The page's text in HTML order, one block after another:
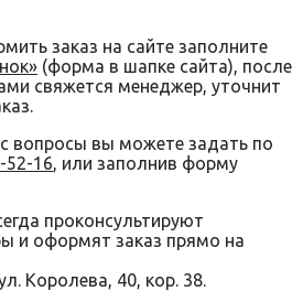
заказ на сайте заполните
(форма в шапке сайта), после
свяжется менеджер, уточнит
вопросы вы можете задать по
52-16, или заполнив форму
проконсультируют
и оформят заказ прямо на
Королева, 40, кор. 38.